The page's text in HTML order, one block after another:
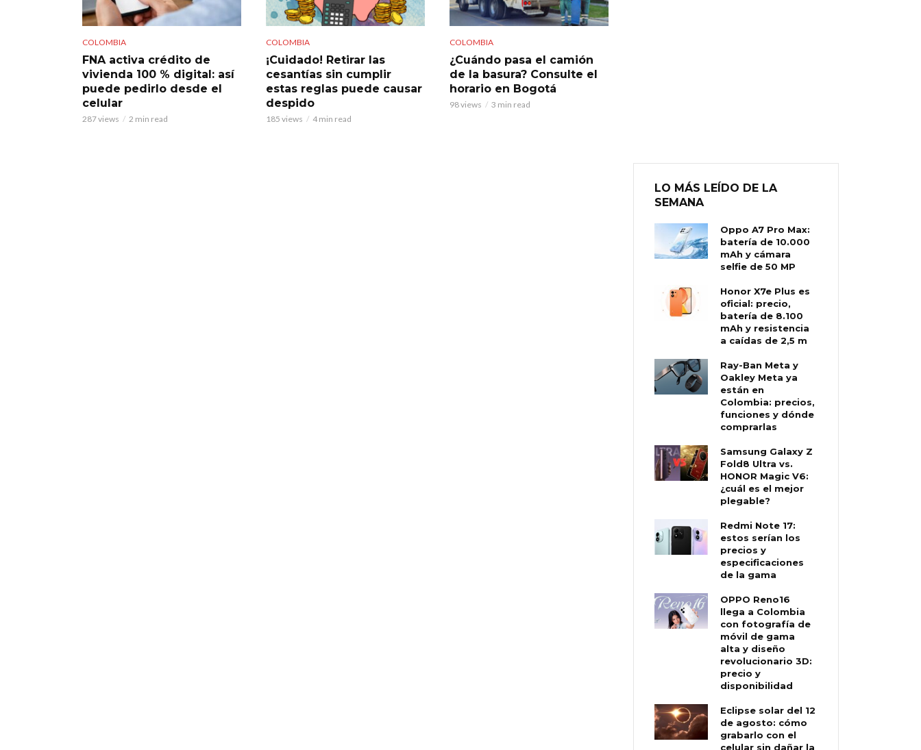
COLOMBIA
FNA activa crédito de
vivienda 100 % digital: así
puede pedirlo desde el
celular
287 views 2 min read
COLOMBIA
¡Cuidado! Retirar las
cesantías sin cumplir
estas reglas puede causar
despido
185 views 4 min read
COLOMBIA
¿Cuándo pasa el camión
de la basura? Consulte el
horario en Bogotá
98 views 3 min read
LO MÁS LEÍDO DE LA
SEMANA
Oppo A7 Pro Max:
batería de 10.000
mAh y cámara
selfie de 50 MP
Honor X7e Plus es
oficial: precio,
batería de 8.100
mAh y resistencia
a caídas de 2,5 m
Ray-Ban Meta y
Oakley Meta ya
están en
Colombia: precios,
funciones y dónde
comprarlas
Samsung Galaxy Z
Fold8 Ultra vs.
HONOR Magic V6:
¿cuál es el mejor
plegable?
Redmi Note 17:
estos serían los
precios y
especificaciones
de la gama
OPPO Reno16
llega a Colombia
con fotografía de
móvil de gama
alta y diseño
revolucionario 3D:
precio y
disponibilidad
Eclipse solar del 12
de agosto: cómo
grabarlo con el
celular sin dañar la